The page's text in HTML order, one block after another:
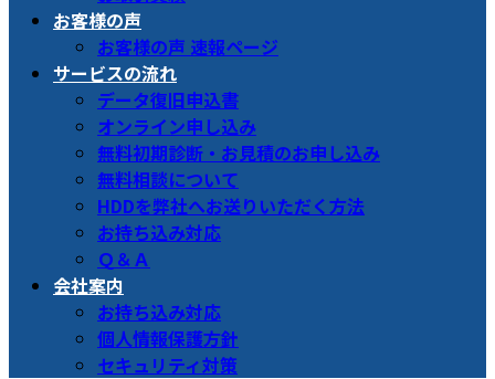
お客様の声
お客様の声 速報ページ
サービスの流れ
データ復旧申込書
オンライン申し込み
無料初期診断・お見積のお申し込み
無料相談について
HDDを弊社へお送りいただく方法
お持ち込み対応
Ｑ＆Ａ
会社案内
お持ち込み対応
個人情報保護方針
セキュリティ対策